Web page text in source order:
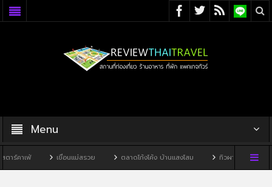
Menu
คาเฟ่ เขื่อนแม่สรวย ตลาดโก้งโค้ง บ้านแสงโสม ทิวผาคาเฟ่